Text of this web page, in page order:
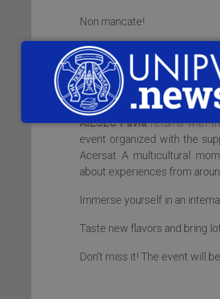
Non mancate!
L’evento si terrà il
sede centrale dell’Università di
AIESEC Paviareturns with
event organized with the
Acersat A multicultural
about experiences from
Immerse yourself in an
Taste new flavors and bring
Don’t miss it! The event will